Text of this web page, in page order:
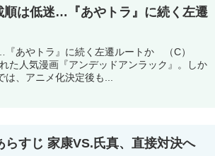
順は低迷…『あやトラ』に続く左遷
あやトラ』に続く左遷ルートか （C）
た人気漫画『アンデッドアンラック』。しか
、アニメ化決定後も...
すじ 家康VS.氏真、直接対決へ